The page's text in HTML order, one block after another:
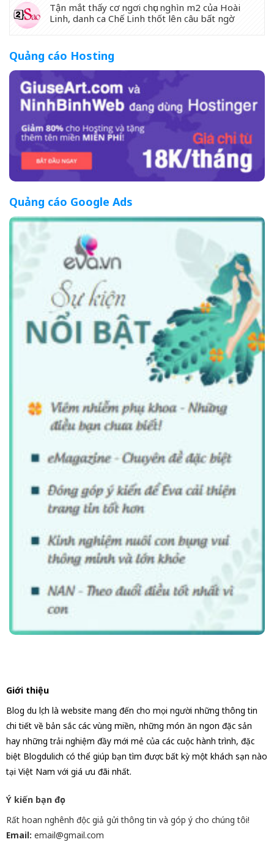
Tận mắt thấy cơ ngơi chục nghìn m2 của Hoài
Linh, danh ca Chế Linh thốt lên câu bất ngờ
Quảng cáo Hosting
Quảng cáo Google Ads
Giới thiệu
Blog du lịch là website mang đến cho mọi người những thông tin
chi tiết về bản sắc các vùng miền, những món ăn ngon đặc sản
hay những trải nghiệm đầy mới mẻ của các cuộc hành trình, đặc
biệt Blogdulich có thể giúp bạn tìm được bất kỳ một khách sạn nào
tại Việt Nam với giá ưu đãi nhất.
Ý kiến bạn đọc
Rất hoan nghênh độc giả gửi thông tin và góp ý cho chúng tôi!
Email: email@gmail.com